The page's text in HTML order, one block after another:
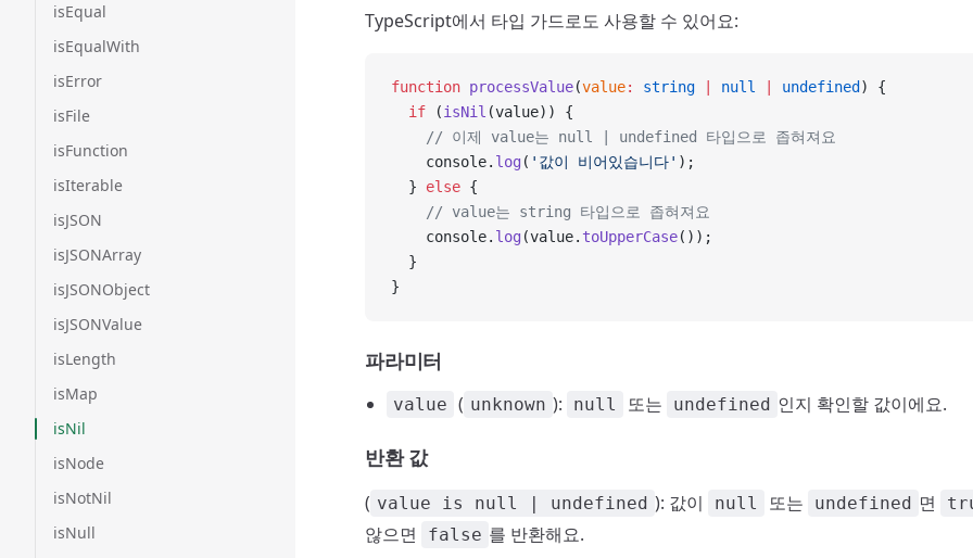
isEqual
isEqualWith
isError
isFile
isFunction
isIterable
isJSON
isJSONArray
isJSONObject
isJSONValue
isLength
isMap
isNil
isNode
isNotNil
isNull
TypeScript에서 타입 가드로도 사용할 수 있어요:
function processValue(value: string null undefined ) {
  if
(isNil (value)) {
    // 이제 value는 null | undefined 타입으로 좁혀져요
    console.
log ( '값이 비어있습니다' );
  }
else {
    // value는 string 타입으로 좁혀져요
    console.
log (value. toUpperCase());
  }
}
파라미터
value ( unknown ): null 또는 undefined 인지 확인할 값이에요.
반환 값
( value is null | undefined ): 값이 null 또는 undefined 면
않으면
false 를 반환해요.